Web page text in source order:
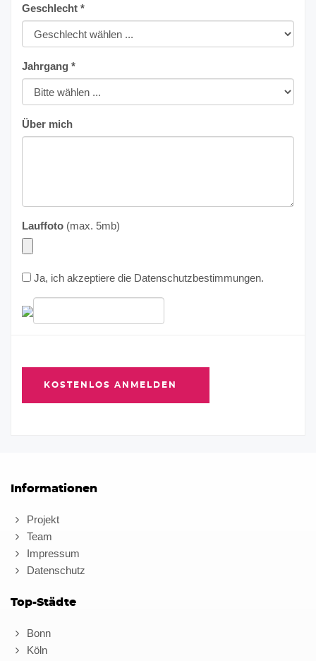
Geschlecht *
Jahrgang *
Über mich
Lauffoto (max. 5mb)
Ja, ich akzeptiere die Datenschutzbestimmungen.
Informationen
Projekt
Team
Impressum
Datenschutz
Top-Städte
Bonn
Köln